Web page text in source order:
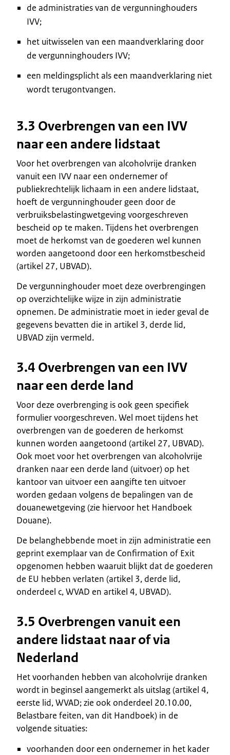
de administraties van de vergunninghouders
IVV;
het uitwisselen van een maandverklaring door
de vergunninghouders IVV;
een meldingsplicht als een maandverklaring niet
wordt terugontvangen.
3.3 Overbrengen van een IVV
naar een andere lidstaat
Voor het overbrengen van alcoholvrije dranken
vanuit een IVV naar een ondernemer of
publiekrechtelijk lichaam in een andere lidstaat,
hoeft de vergunninghouder geen door de
verbruiksbelastingwetgeving voorgeschreven
bescheid op te maken. Tijdens het overbrengen
moet de herkomst van de goederen wel kunnen
worden aangetoond door een herkomstbescheid
(artikel 27, UBVAD).
De vergunninghouder moet deze overbrengingen
op overzichtelijke wijze in zijn administratie
opnemen. De administratie moet in ieder geval de
gegevens bevatten die in artikel 3, derde lid,
UBVAD zijn vermeld.
3.4 Overbrengen van een IVV
naar een derde land
Voor deze overbrenging is ook geen specifiek
formulier voorgeschreven. Wel moet tijdens het
overbrengen van de goederen de herkomst
kunnen worden aangetoond (artikel 27, UBVAD).
Ook moet voor het overbrengen van alcoholvrije
dranken naar een derde land (uitvoer) op het
kantoor van uitvoer een aangifte ten uitvoer
worden gedaan volgens de bepalingen van de
douanewetgeving (zie hiervoor het Handboek
Douane).
De belanghebbende moet in zijn administratie een
geprint exemplaar van de Confirmation of Exit
opgenomen hebben waaruit blijkt dat de goederen
de EU hebben verlaten (artikel 3, derde lid,
onderdeel c, WVAD en artikel 4, UBVAD).
3.5 Overbrengen vanuit een
andere lidstaat naar of via
Nederland
Het voorhanden hebben van alcoholvrije dranken
wordt in beginsel aangemerkt als uitslag (artikel 4,
eerste lid, WVAD; zie ook onderdeel 20.10.00,
Belastbare feiten, van dit Handboek) in de
volgende situaties:
voorhanden door een ondernemer in het kader